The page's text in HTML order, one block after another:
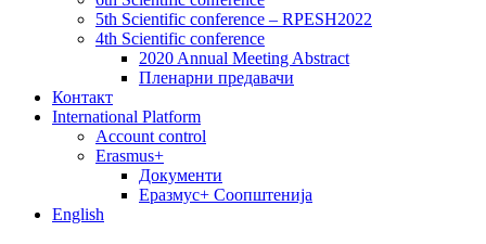
5th Scientific conference – RPESH2022
4th Scientific conference
2020 Annual Meeting Abstract
Пленарни предавачи
Контакт
International Platform
Account control
Erasmus+
Документи
Еразмус+ Соопштенија
English